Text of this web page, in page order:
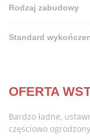
Rodzaj zabudowy
Standard
OFERTA
Bardzo ładne,
częściowo